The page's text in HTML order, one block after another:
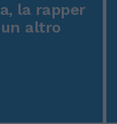
la rapper
altro